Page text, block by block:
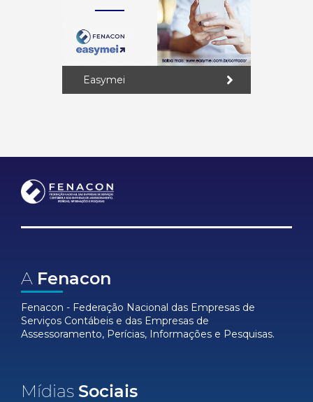
Easymei
A Fenacon
Fenacon - Federação Nacional das Empresas de
Serviços Contábeis e das Empresas de
Assessoramento, Perícias, Informações e Pesquisas.
Mídias Sociais